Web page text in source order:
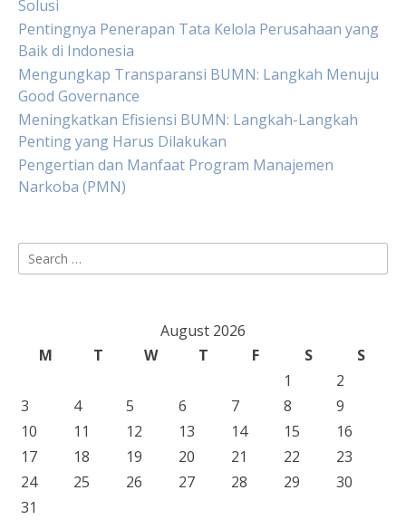
Solusi
Pentingnya Penerapan Tata Kelola Perusahaan yang
Baik di Indonesia
Mengungkap Transparansi BUMN: Langkah Menuju
Good Governance
Meningkatkan Efisiensi BUMN: Langkah-Langkah
Penting yang Harus Dilakukan
Pengertian dan Manfaat Program Manajemen
Narkoba (PMN)
Search
for:
August 2026
M
T W T F S
S
1
2
3
4 5 6 7 8
9
10
11 12 13 14 15
16
17
18 19 20 21 22
23
24
25 26 27 28 29
30
31